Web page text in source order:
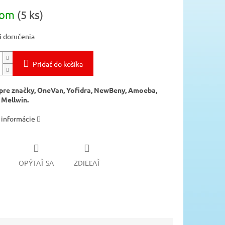
(5 ks)
doručenia
Pridať do košíka
značky, OneVan, Yofidra, NewBeny, Amoeba,
OPÝTAŤ SA ZDIEĽAŤ